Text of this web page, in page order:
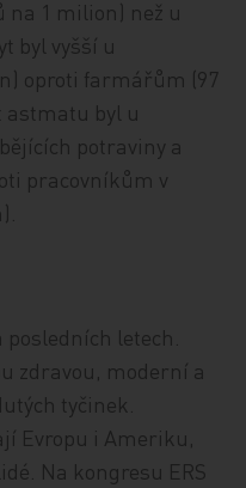
na 1 milion) než u
byl vyšší u
oproti farmářům (97
astmatu byl u
potraviny a
pracovníkům v
letech.
zdravou, moderní a
tyčinek.
Evropu i Ameriku,
Na kongresu ERS